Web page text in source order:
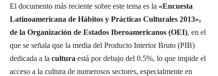
El documento más reciente sobre este tema es la «Encuesta
Latinoamericana de Hábitos y Prácticas Culturales 2013»,
de la Organización de Estados Iberoamericanos (OEI), en el
que se señala que la media del Producto Interior Bruto (PIB)
dedicada a la cultura está por debajo del 0.5%, lo que impide el
acceso a la cultura de numerosos sectores, especialmente en